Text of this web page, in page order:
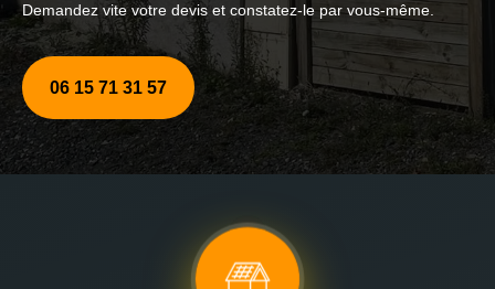
Demandez vite votre devis et constatez-le par vous-même.
06 15 71 31 57